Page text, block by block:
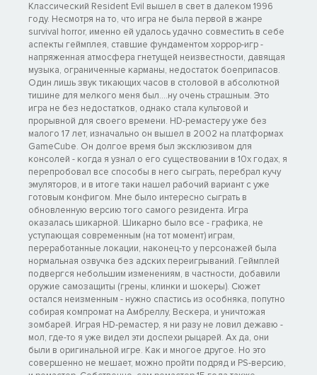
Классический Resident Evil вышел в свет в далеком 1996
году. Несмотря на то, что игра не была первой в жанре
survival horror, именно ей удалось удачно совместить в себе
аспекты геймплея, ставшие фундаментом хоррор-игр -
напряженная атмосфера гнетущей неизвестности, давящая
музыка, ограниченные карманы, недостаток боеприпасов.
Один лишь звук тикающих часов в столовой в абсолютной
тишине для мелкого меня был....ну очень страшным. Это
игра не без недостатков, однако стала культовой и
прорывной для своего времени. HD-ремастеру уже без
малого 17 лет, изначально он вышел в 2002 на платформах
GameCube. Он долгое время был эксклюзивом для
консолей - когда я узнал о его существовании в 10х годах, я
перепробовал все способы в него сыграть, перебрал кучу
эмуляторов, и в итоге таки нашел рабочий вариант с уже
готовым конфигом. Мне было интересно сыграть в
обновленную версию того самого резидента. Игра
оказалась шикарной. Шикарно было все - графика, не
уступающая современным (на тот момент) играм,
переработанные локации, наконец-то у персонажей была
нормальная озвучка без адских переигрываний. Геймплей
подвергся небольшим изменениям, в частности, добавили
оружие самозащиты (грены, клинки и шокеры). Сюжет
остался неизменным - нужно спастись из особняка, попутно
собирая компромат на Амбреллу, Вескера, и уничтожая
зомбарей. Играя HD-ремастер, я ни разу не ловил дежавю -
мол, где-то я уже видел эти доспехи рыцарей. Ах да, они
были в оригинальной игре. Как и многое другое. Но это
совершенно не мешает, можно пройти подряд и PS-версию,